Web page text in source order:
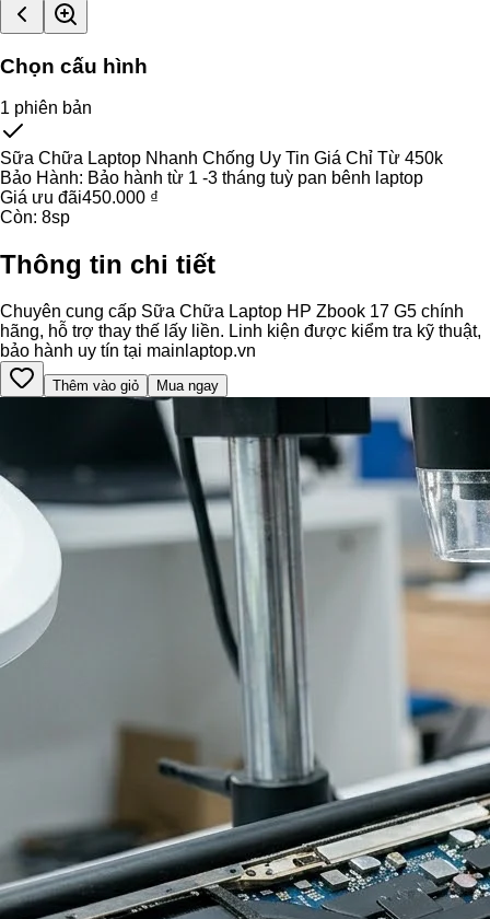
Chọn cấu hình
1 phiên bản
Sữa Chữa Laptop Nhanh Chống Uy Tin Giá Chỉ Từ 450k
Bảo Hành: Bảo hành từ 1 -3 tháng tuỳ pan bênh laptop
Giá ưu đãi450.000 ₫
Còn: 8sp
Thông tin chi tiết
Chuyên cung cấp Sữa Chữa Laptop HP Zbook 17 G5 chính
hãng, hỗ trợ thay thế lấy liền. Linh kiện được kiểm tra kỹ thuật,
bảo hành uy tín tại mainlaptop.vn
Thêm vào giỏ Mua ngay